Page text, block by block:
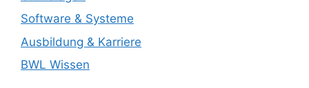
Software & Systeme
Ausbildung & Karriere
BWL Wissen